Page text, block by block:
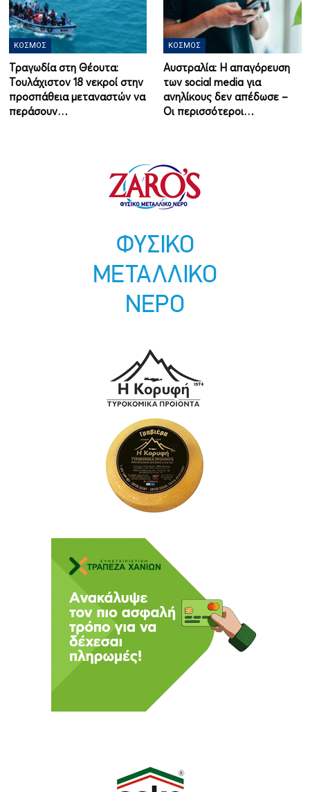
ΚΌΣΜΟΣ
Τραγωδία στη Θέουτα:
Τουλάχιστον 18 νεκροί στην
προσπάθεια μεταναστών να
περάσουν…
ΚΌΣΜΟΣ
Αυστραλία: Η απαγόρευση
των social media για
ανηλίκους δεν απέδωσε –
Οι περισσότεροι…